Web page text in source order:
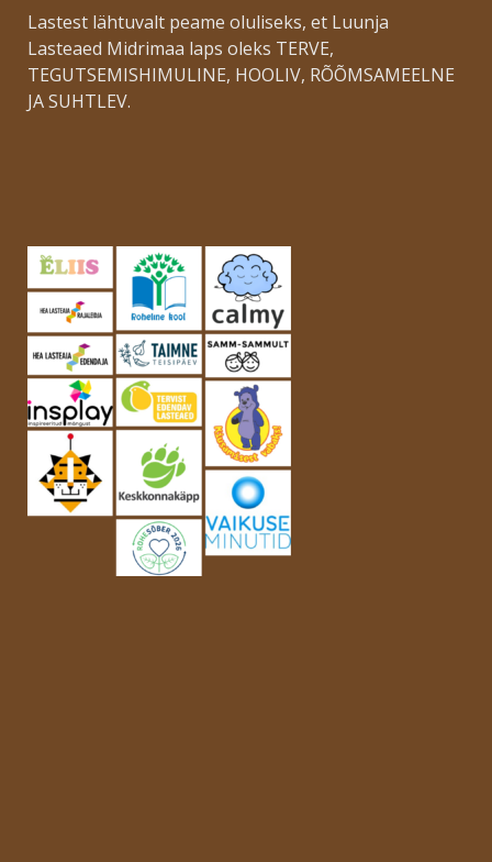
Lastest lähtuvalt peame oluliseks, et Luunja
Lasteaed Midrimaa laps oleks TERVE,
TEGUTSEMISHIMULINE, HOOLIV, RÕÕMSAMEELNE
JA SUHTLEV.